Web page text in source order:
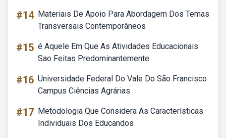
#14 Materiais De Apoio Para Abordagem Dos Temas
Transversais Contemporâneos
#15 é Aquele Em Que As Atividades Educacionais
Sao Feitas Predominantemente
#16 Universidade Federal Do Vale Do São Francisco
Campus Ciências Agrárias
#17 Metodologia Que Considera As Características
Individuais Dos Educandos